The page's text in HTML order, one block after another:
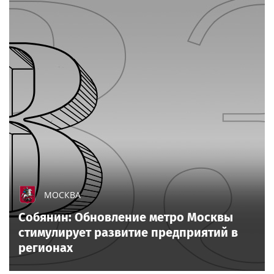
МОСКВА
Собянин: Обновление метро Москвы
стимулирует развитие предприятий в
регионах